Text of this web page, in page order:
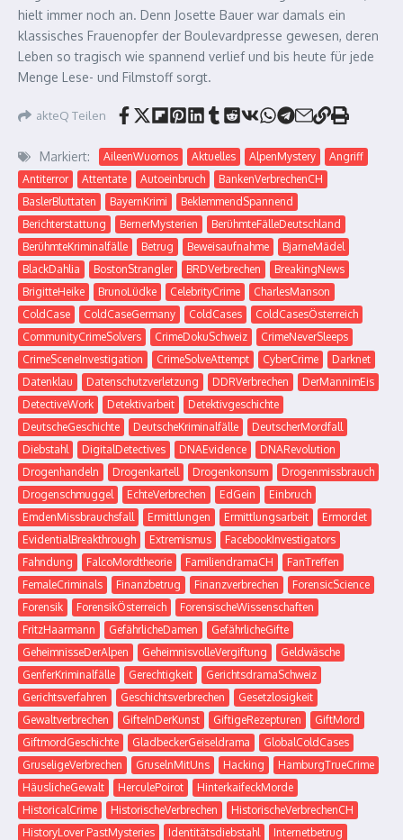
hielt immer noch an. Denn Josette Bauer war damals ein
klassisches Frauenopfer der Boulevardpresse gewesen, deren
Leben so tragisch wie spannend verlief und bis heute für jede
Menge Lese- und Filmstoff sorgt.
akteQ Teilen
Markiert: AileenWuornos Aktuelles AlpenMystery
Angriff
Antiterror
Attentate Autoeinbruch
BankenVerbrechenCH
BaslerBluttaten
BayernKrimi
BeklemmendSpannend
Berichterstattung
BernerMysterien
BerühmteFälleDeutschland
BerühmteKriminalfälle
Betrug Beweisaufnahme
BjarneMädel
BlackDahlia
BostonStrangler BRDVerbrechen
BreakingNews
BrigitteHeike
BrunoLüdke CelebrityCrime
CharlesManson
ColdCase
ColdCaseGermany ColdCases
ColdCasesÖsterreich
CommunityCrimeSolvers
CrimeDokuSchweiz
CrimeNeverSleeps
CrimeSceneInvestigation
CrimeSolveAttempt CyberCrime
Darknet
Datenklau
Datenschutzverletzung DDRVerbrechen
DerMannimEis
DetectiveWork
Detektivarbeit
Detektivgeschichte
DeutscheGeschichte
DeutscheKriminalfälle
DeutscherMordfall
Diebstahl
DigitalDetectives DNAEvidence
DNARevolution
Drogenhandeln
Drogenkartell Drogenkonsum
Drogenmissbrauch
Drogenschmuggel
EchteVerbrechen EdGein
Einbruch
EmdenMissbrauchsfall
Ermittlungen Ermittlungsarbeit
Ermordet
EvidentialBreakthrough
Extremismus
FacebookInvestigators
Fahndung
FalcoMordtheorie FamiliendramaCH
FanTreffen
FemaleCriminals
Finanzbetrug Finanzverbrechen
ForensicScience
Forensik
ForensikÖsterreich
ForensischeWissenschaften
FritzHaarmann
GefährlicheDamen
GefährlicheGifte
GeheimnisseDerAlpen
GeheimnisvolleVergiftung
Geldwäsche
GenferKriminalfälle
Gerechtigkeit
GerichtsdramaSchweiz
Gerichtsverfahren
Geschichtsverbrechen
Gesetzlosigkeit
Gewaltverbrechen
GifteInDerKunst GiftigeRezepturen
GiftMord
GiftmordGeschichte
GladbeckerGeiseldrama
GlobalColdCases
GruseligeVerbrechen
GruselnMitUns Hacking
HamburgTrueCrime
HäuslicheGewalt
HerculePoirot
HinterkaifeckMorde
HistoricalCrime
HistorischeVerbrechen
HistorischeVerbrechenCH
HistoryLover PastMysteries
Identitätsdiebstahl
Internetbetrug